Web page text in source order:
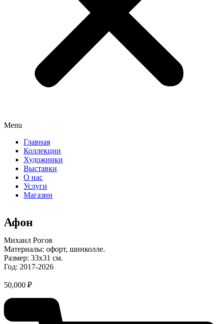
Menu
Главная
Коллекции
Художники
Выставки
О нас
Услуги
Магазин
Афон
Михаил Рогов
Материалы: офорт, шинколле.
Размер: 33х31 см.
Год: 2017-2026
50,000 ₽